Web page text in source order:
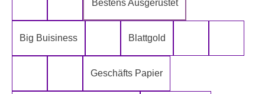
5-Lagig ich kann´s mir leisten
Alter spielt keine Rolle
Bestens Ausgerüstet
Big Buisiness
Bitte bleiben sie während der
Blattgold
Fugen Reiniger
Fürn Arsch
Geschäfts Papier